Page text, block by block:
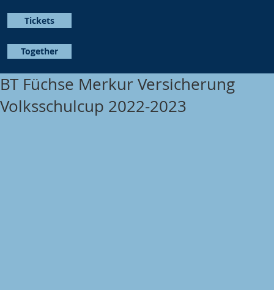
Together
Tickets
BT Füchse Merkur Versicherung
Volksschulcup 2022-2023